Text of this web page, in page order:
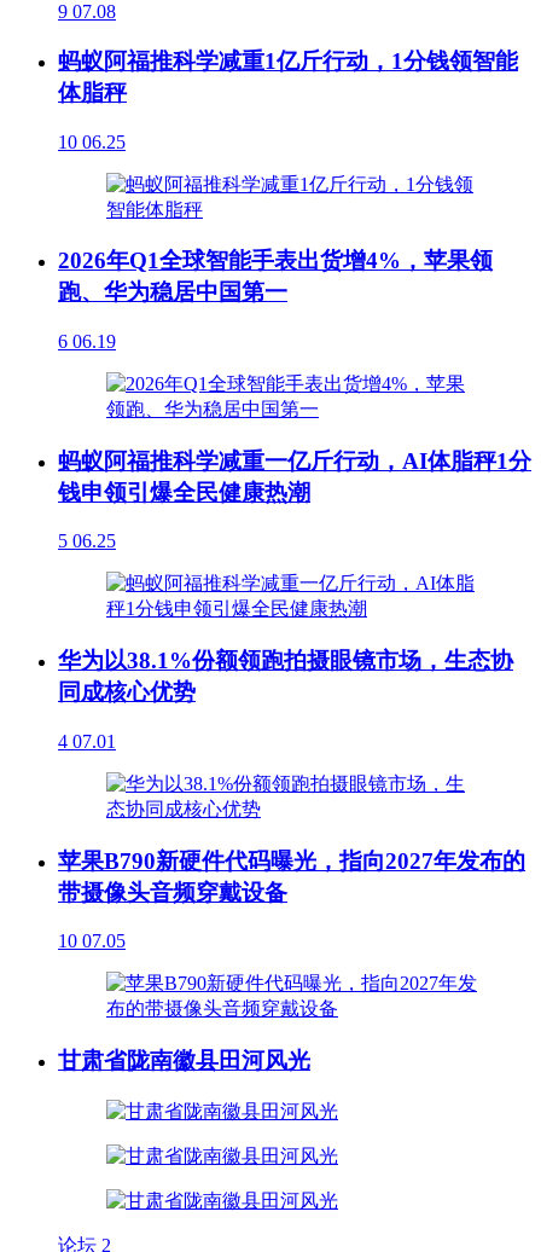
9 07.08
蚂蚁阿福推科学减重1亿斤行动，1分钱领智能
体脂秤
10 06.25
2026年Q1全球智能手表出货增4%，苹果领
跑、华为稳居中国第一
6 06.19
蚂蚁阿福推科学减重一亿斤行动，AI体脂秤1分
钱申领引爆全民健康热潮
5 06.25
华为以38.1%份额领跑拍摄眼镜市场，生态协
同成核心优势
4 07.01
苹果B790新硬件代码曝光，指向2027年发布的
带摄像头音频穿戴设备
10 07.05
甘肃省陇南徽县田河风光
论坛 2